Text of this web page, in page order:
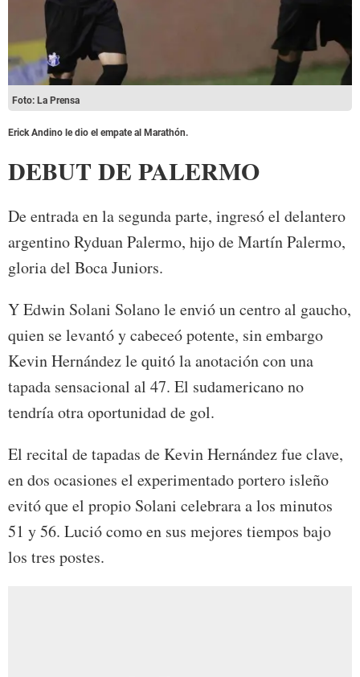
Foto: La Prensa
Erick Andino le dio el empate al Marathón.
DEBUT DE PALERMO
De entrada en la segunda parte, ingresó el delantero
argentino Ryduan Palermo, hijo de Martín Palermo,
gloria del Boca Juniors.
Y Edwin Solani Solano le envió un centro al gaucho,
quien se levantó y cabeceó potente, sin embargo
Kevin Hernández le quitó la anotación con una
tapada sensacional al 47. El sudamericano no
tendría otra oportunidad de gol.
El recital de tapadas de Kevin Hernández fue clave,
en dos ocasiones el experimentado portero isleño
evitó que el propio Solani celebrara a los minutos
51 y 56. Lució como en sus mejores tiempos bajo
los tres postes.